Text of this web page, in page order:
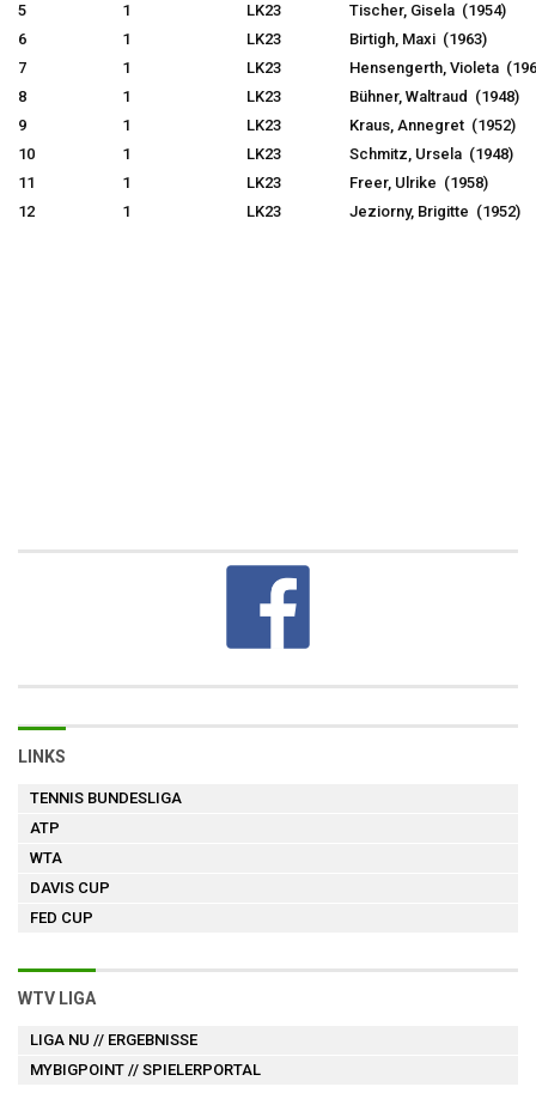
5
1 LK23
Tischer, Gisela (1954)
6
1 LK23
Birtigh, Maxi (1963)
7
1 LK23
Hensengerth, Violeta
8
1 LK23
Bühner, Waltraud (1948)
9
1 LK23
Kraus, Annegret (1952)
10
1 LK23
Schmitz, Ursela (1948)
11
1 LK23
Freer, Ulrike (1958)
12
1 LK23 Jeziorny, Brigitte (1952)
LINKS
TENNIS BUNDESLIGA
ATP
WTA
DAVIS CUP
FED CUP
WTV LIGA
LIGA NU // ERGEBNISSE
MYBIGPOINT // SPIELERPORTAL